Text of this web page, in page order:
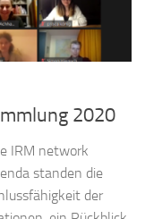
2020
IRM network
standen die
der